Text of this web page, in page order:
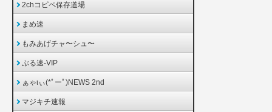
2chコピペ保存道場
まめ速
もみあげチャ〜シュ〜
ぶる速-VIP
ぁゃιぃ(*ﾟーﾟ)NEWS 2nd
マジキチ速報